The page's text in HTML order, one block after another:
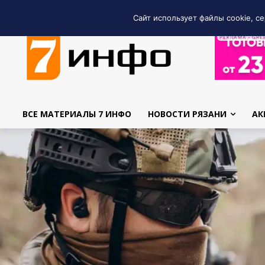
РЕКЛАМА •
ВСЕ МАТЕРИАЛЫ 7 ИНФО НОВОСТИ РЯЗАНИ
Сайт использует файлы cookie,